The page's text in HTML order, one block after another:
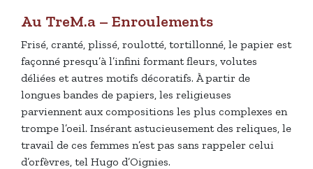
Au TreM.a – Enroulements
Frisé, cranté, plissé, roulotté, tortillonné, le papier est
façonné presqu’à l’infini formant fleurs, volutes
déliées et autres motifs décoratifs. À partir de
longues bandes de papiers, les religieuses
parviennent aux compositions les plus complexes en
trompe l’oeil. Insérant astucieusement des reliques, le
travail de ces femmes n’est pas sans rappeler celui
d’orfèvres, tel Hugo d’Oignies.